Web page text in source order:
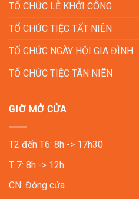
TỔ CHỨC LỄ KHỞI CÔNG
TỔ CHỨC TIỆC TẤT NIÊN
TỔ CHỨC NGÀY HỘI GIA ĐÌNH
TỔ CHỨC TIỆC TÂN NIÊN
GIỜ MỞ CỬA
T2 đến T6: 8h -> 17h30
T 7: 8h -> 12h
CN: Đóng cửa